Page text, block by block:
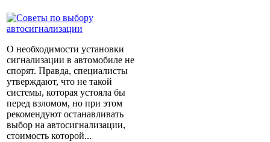
О необходимости установки
сигнализации в автомобиле не
спорят. Правда, специалисты
утверждают, что не такой
системы, которая устояла бы
перед взломом, но при этом
рекомендуют останавливать
выбор на автосигнализации,
стоимость которой...